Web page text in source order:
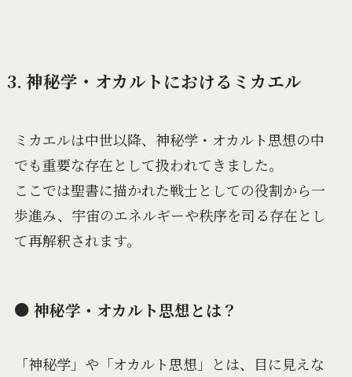
3. 神秘学・オカルトにおけるミカエル
ミカエルは中世以降、神秘学・オカルト思想の中
でも重要な存在として扱われてきました。
ここでは聖書に描かれた戦士としての役割から一
歩進み、宇宙のエネルギーや秩序を司る存在とし
て再解釈されます。
● 神秘学・オカルト思想とは？
「神秘学」や「オカルト思想」とは、目に見えな